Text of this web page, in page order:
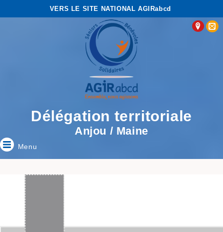
VERS LE SITE NATIONAL AGIRabcd
Délégation territoriale
Anjou / Maine
Menu